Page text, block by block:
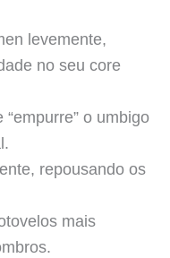
levemente,
no seu core
o umbigo
repousando os
mais